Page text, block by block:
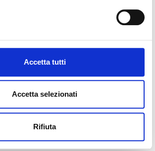
Accetta tutti
Accetta selezionati
Rifiuta